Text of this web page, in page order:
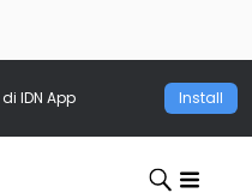
IDN App Install